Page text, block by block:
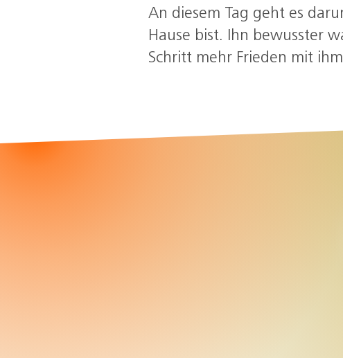
An diesem Tag geht es
Hause bist. Ihn bewusster
Schritt mehr Frieden mit